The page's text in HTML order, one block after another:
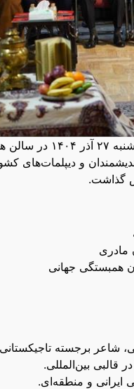
ویژه‌برنامه شب یلدا
و
گذاشت.
مادری
همبستگی جهانی
شاعر برجسته
قالبی بین‌المللی.
ایرانی و منطقه‌ای.